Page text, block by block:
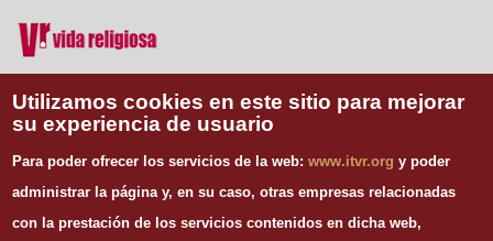
Vida Religiosa
Instituto Teológico de Vida Religiosa
Escuela Regina Apostolorum
Utilizamos cookies en este sitio para mejorar
su experiencia de usuario
Para poder ofrecer los servicios de la web:www.itvr.org y poder
administrar la página y, en su caso, otras empresas relacionadas
con la prestación de los servicios contenidos en dicha web,